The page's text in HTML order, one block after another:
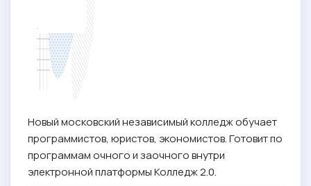
Новый московский независимый колледж обучает
программистов, юристов, экономистов. Готовит по
программам очного и заочного внутри
электронной платформы Колледж 2.0.